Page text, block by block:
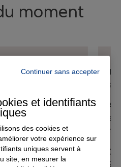
moment
de frais
A
Continuer sans accepter
et identifiants
des cookies et
votre expérience sur
uniques servent à
site, en mesurer la